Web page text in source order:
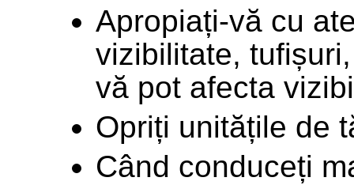
Apropiați-vă cu
vizibilitate,
vă pot afecta
Opriți unitățile de
Când conduceți